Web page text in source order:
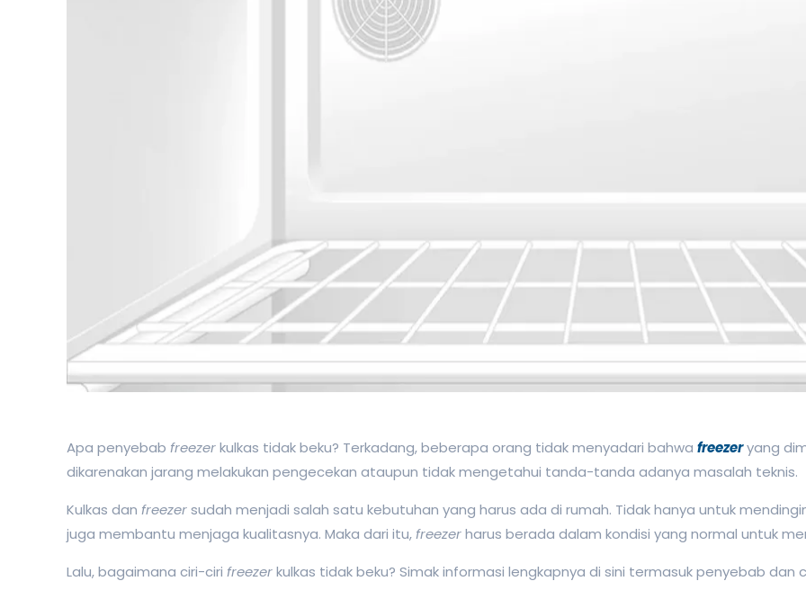
Apa penyebabfreezerkulkas tidak beku? Terkadang, beberapa orang tidak menyadari bahwafreezeryang
dikarenakan jarang melakukan pengecekan ataupun tidak mengetahui tanda-tanda adanya masalah teknis.
Kulkas danfreezersudah menjadi salah satu kebutuhan yang harus ada di rumah. Tidak hanya untuk
juga membantu menjaga kualitasnya. Maka dari itu,freezerharus berada dalam kondisi yang normal untuk
Lalu, bagaimana ciri-cirifreezerkulkas tidak beku? Simak informasi lengkapnya di sini termasuk penyebab dan